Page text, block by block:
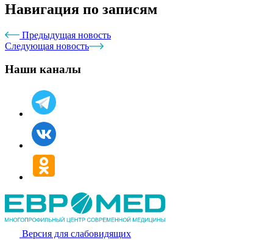
Навигация по записям
Предыдущая новость
Следующая новость
Наши каналы
Версия для слабовидящих